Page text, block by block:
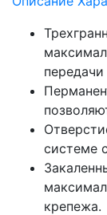
системе
крепежа.